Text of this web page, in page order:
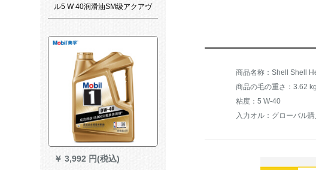
ル5 W 40润滑油SM级アクアヴ
ェァンシアのフロント凌派歌
￥ 3,992 円(税込)
商品の毛の重さ：3.62 kg
粘度：5 W-40
入力オル：グローバル